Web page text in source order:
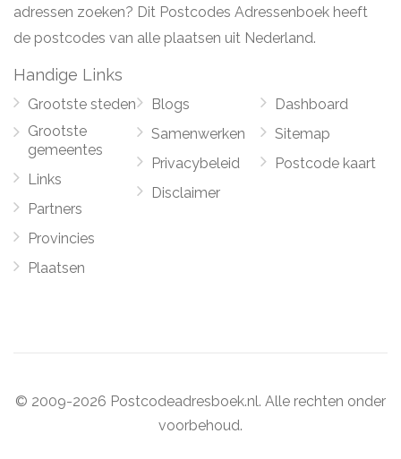
adressen zoeken? Dit Postcodes Adressenboek heeft
de postcodes van alle plaatsen uit Nederland.
Handige Links
Grootste steden
Grootste
gemeentes
Links
Partners
Provincies
Plaatsen
Blogs
Samenwerken
Privacybeleid
Disclaimer
Dashboard
Sitemap
Postcode kaart
© 2009-2026 Postcodeadresboek.nl. Alle rechten onder
voorbehoud.